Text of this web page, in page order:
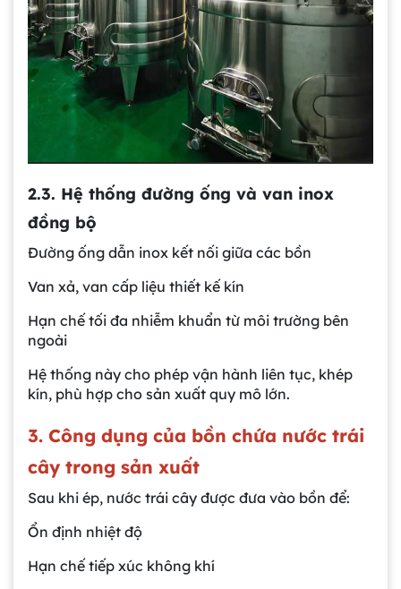
2.3. Hệ thống đường ống và van inox
đồng bộ
Đường ống dẫn inox kết nối giữa các bồn
Van xả, van cấp liệu thiết kế kín
Hạn chế tối đa nhiễm khuẩn từ môi trường bên
ngoài
Hệ thống này cho phép vận hành liên tục, khép
kín, phù hợp cho sản xuất quy mô lớn.
3. Công dụng của bồn chứa nước trái
cây trong sản xuất
Sau khi ép, nước trái cây được đưa vào bồn để:
Ổn định nhiệt độ
Hạn chế tiếp xúc không khí